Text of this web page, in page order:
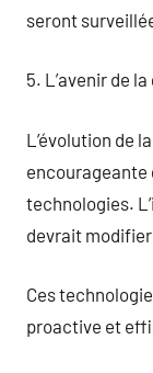
seront
5. L’avenir de
L’évolution de
encourageante
technologies.
devrait
Ces
proactive et